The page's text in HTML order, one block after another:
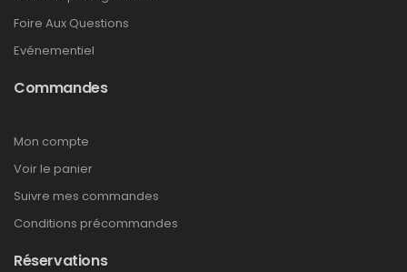
Foire Aux Questions
Evénementiel
Commandes
Mon compte
Voir le panier
Suivre mes commandes
Conditions précommandes
Réservations